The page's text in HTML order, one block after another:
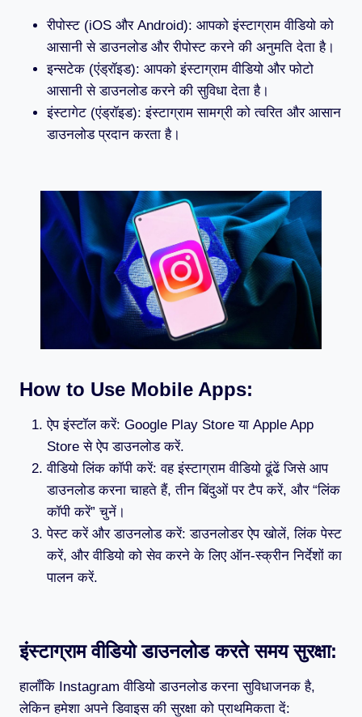
रीपोस्ट (iOS और Android): आपको इंस्टाग्राम वीडियो को
आसानी से डाउनलोड और रीपोस्ट करने की अनुमति देता है।
इन्सटेक (एंड्रॉइड): आपको इंस्टाग्राम वीडियो और फोटो
आसानी से डाउनलोड करने की सुविधा देता है।
इंस्टागेट (एंड्रॉइड): इंस्टाग्राम सामग्री को त्वरित और आसान
डाउनलोड प्रदान करता है।
How to Use Mobile Apps:
ऐप इंस्टॉल करें: Google Play Store या Apple App
Store से ऐप डाउनलोड करें.
वीडियो लिंक कॉपी करें: वह इंस्टाग्राम वीडियो ढूंढें जिसे आप
डाउनलोड करना चाहते हैं, तीन बिंदुओं पर टैप करें, और “लिंक
कॉपी करें” चुनें।
पेस्ट करें और डाउनलोड करें: डाउनलोडर ऐप खोलें, लिंक पेस्ट
करें, और वीडियो को सेव करने के लिए ऑन-स्क्रीन निर्देशों का
पालन करें.
इंस्टाग्राम वीडियो डाउनलोड करते समय सुरक्षा:
हालाँकि Instagram वीडियो डाउनलोड करना सुविधाजनक है,
लेकिन हमेशा अपने डिवाइस की सुरक्षा को प्राथमिकता दें: